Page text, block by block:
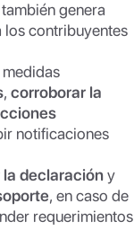
genera
los contribuyentes
, corroborar la
notificaciones
la declaracióny
, en caso de
requerimientos